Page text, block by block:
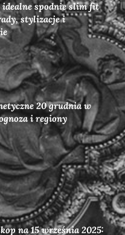
idealne spodnie slim fit
stylizacje i
20 grudnia w
i regiony
na 15 września 2025: